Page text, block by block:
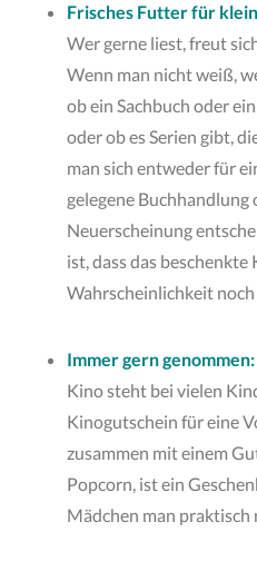
Frisches Futter für
Wer gerne liest, freut
Wenn man nicht weiß,
ob ein Sachbuch oder
oder ob es Serien gibt,
man sich entweder für
gelegene Buchhandlung
Neuerscheinung
ist, dass das
Wahrscheinlichkeit
Immer gern
Kino steht bei vielen
Kinogutschein für eine
zusammen mit einem
Popcorn, ist ein
Mädchen man praktisch